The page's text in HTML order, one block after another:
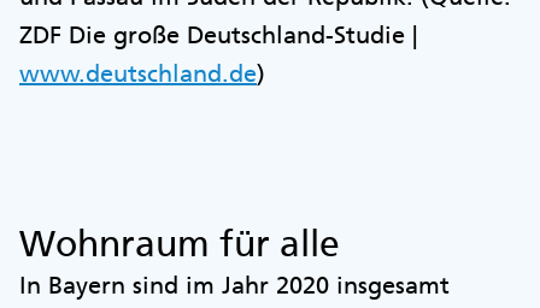
ZDF Die große Deutschland-Studie |
www.deutschland.de)
Wohnraum für alle
In Bayern sind im Jahr 2020 insgesamt